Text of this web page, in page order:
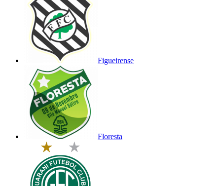
Figueirense
Floresta